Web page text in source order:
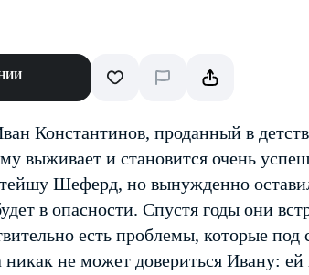
Константинов, проданный в
выживает и становится очень
Шеферд, но вынужденно
в опасности. Спустя годы они
есть проблемы, которые под
не может довериться Ивану: ей